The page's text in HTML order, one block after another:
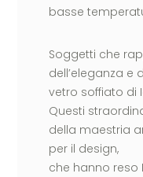
basse
Soggetti che
dell’eleganza e
vetro soffiato di
Questi
della maestria
per il design,
che hanno reso